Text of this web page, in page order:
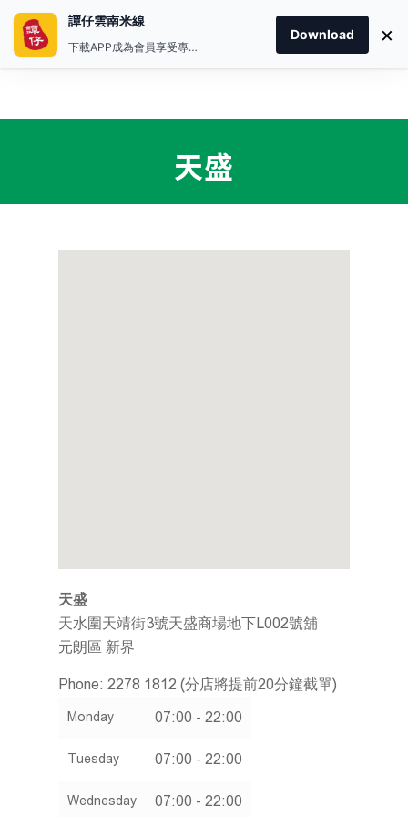
天盛
天盛
天水圍天靖街3號天盛商場地下L002號舖
元朗區 新界
Phone: 2278 1812 (分店將提前20分鐘截單)
Monday 07:00 - 22:00
Tuesday 07:00 - 22:00
Wednesday 07:00 - 22:00
搜尋分店
繁體
ENG
譚仔雲南米線
下載APP成為會員享受專屬禮遇
Download ×